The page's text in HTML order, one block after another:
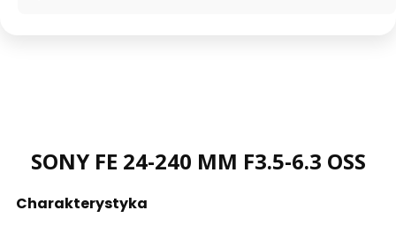
SONY FE 24-240 MM F3.5-6.3 OSS
Charakterystyka